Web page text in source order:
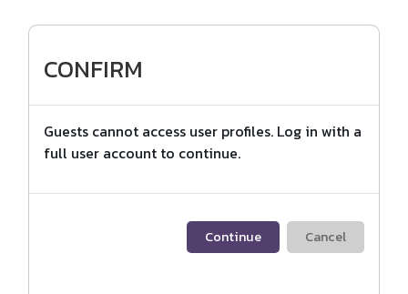
CONFIRM
Guests cannot access user profiles. Log in with a
full user account to continue.
Continue Cancel